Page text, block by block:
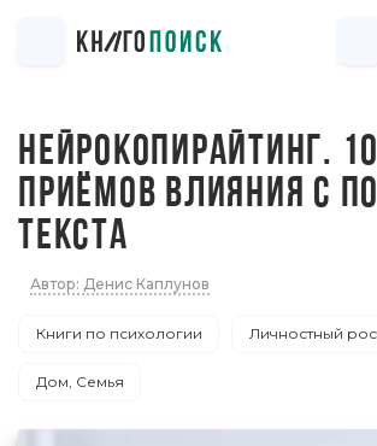
НЕЙРОКОПИРАЙТИНГ.
ПРИЁМОВ ВЛИЯНИЯ С
ТЕКСТА
Автор: Денис Каплунов
Книги по психологии Личностный
Дом, Семья